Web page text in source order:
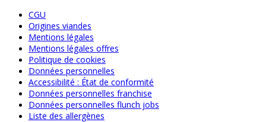
CGU
Origines viandes
Mentions légales
Mentions légales offres
Politique de cookies
Données personnelles
Accessibilité : État de conformité
Données personnelles franchise
Données personnelles flunch jobs
Liste des allergènes